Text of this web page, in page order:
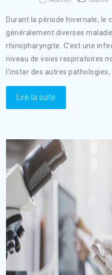
Durant la période hivernale, le
généralement diverses
rhinopharyngite. C’est une
niveau de voies respiratoires
l’instar des autres
Lire la suite